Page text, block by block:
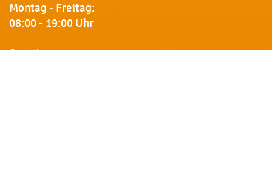
Montag - Freitag:
08:00 - 19:00 Uhr
Samstag: